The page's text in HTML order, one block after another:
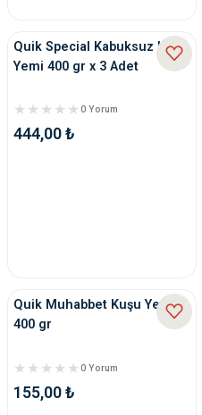
Quik Special Kabuksuz Kuş
Yemi 400 gr x 3 Adet
0 Yorum
444,00 ₺
Quik Muhabbet Kuşu Yemi
400 gr
0 Yorum
155,00 ₺